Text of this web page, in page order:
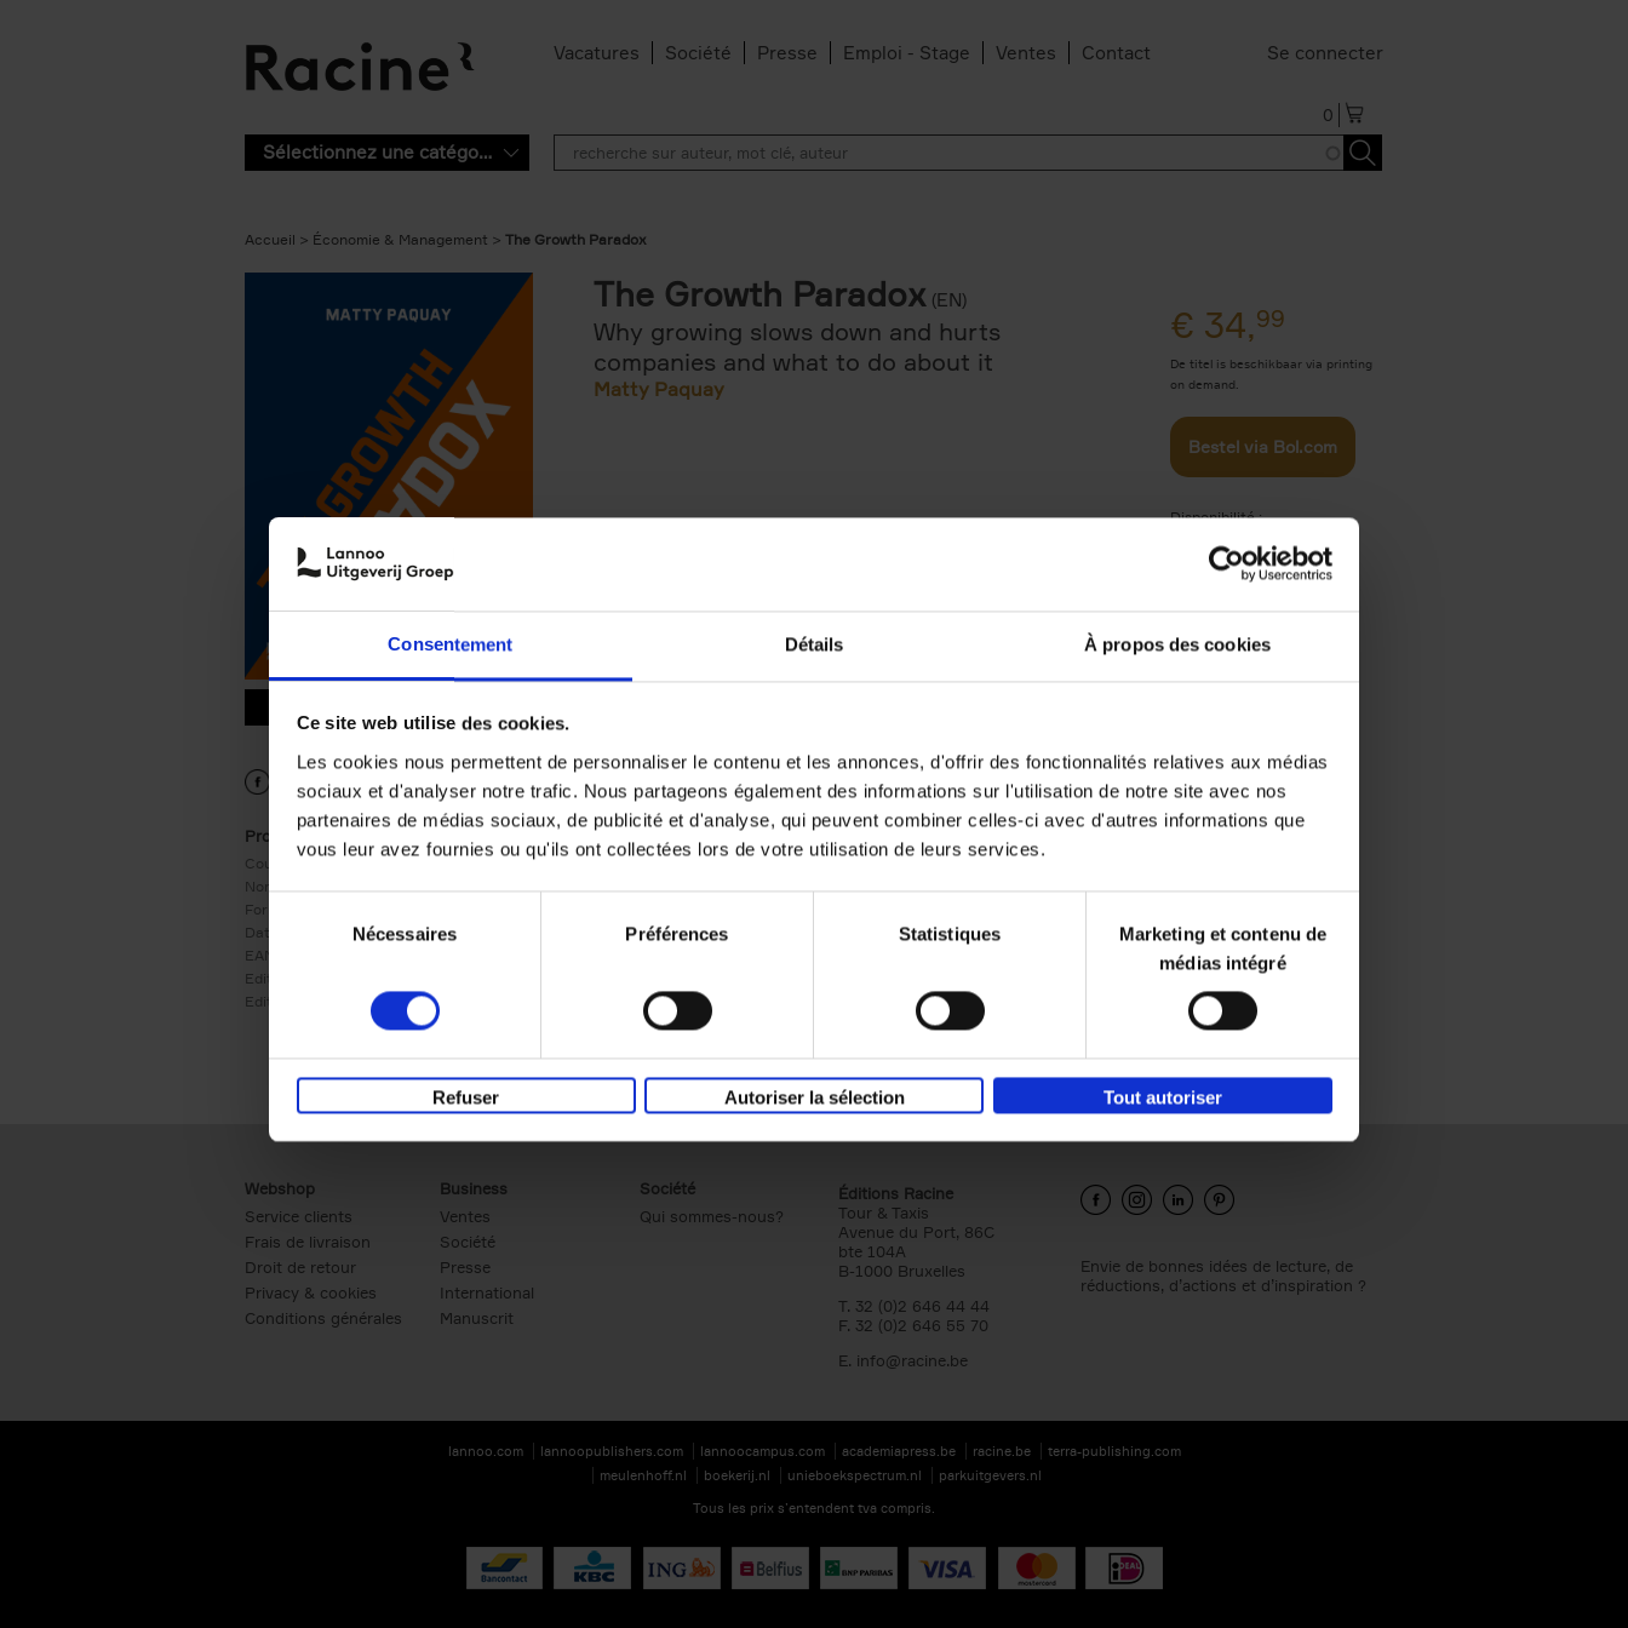
Consentement Détails À propos des cookies
Ce site web utilise des cookies.
Les cookies nous permettent de personnaliser le contenu et les annonces, d'offrir des fonctionnalités relatives aux médias
sociaux et d'analyser notre trafic. Nous partageons également des informations sur l'utilisation de notre site avec nos
partenaires de médias sociaux, de publicité et d'analyse, qui peuvent combiner celles-ci avec d'autres informations que
vous leur avez fournies ou qu'ils ont collectées lors de votre utilisation de leurs services.
du
Nécessaires Préférences Statistiques
Marketing et contenu de
médias intégré
Refuser Autoriser la sélection Tout autoriser
Vacatures Société Presse Emploi - Stage Ventes Contact Se connecter
0
Sélectionnez une catégorie
Accueil Économie & Management The Growth Paradox
9789401407212.PDF
Product details
Couverture:
Nombre de pages:
Format:
Date de parution: 30/04/2024
EAN:
Editeur:
Edition:
The Growth Paradox (EN)
Why growing slows down and hurts
companies and what to do about it
Matty Paquay
€ 34,99
De titel is beschikbaar via printing
on demand.
Bestel via Bol.com
Disponibilité :
Webshop
Service clients
Frais de livraison
Droit de retour
Privacy & cookies
Conditions générales
Business
Ventes
Société
Presse
International
Manuscrit
Société
Qui sommes-nous?
Éditions Racine
Tour & Taxis
Avenue du Port, 86C
bte 104A
B-1000 Bruxelles
T. 32 (0)2 646 44 44
F. 32 (0)2 646 55 70
E. info@racine.be
Envie de bonnes idées de lecture, de
réductions, d’actions et d’inspiration ?
lannoo.com lannoopublishers.com lannoocampus.com academiapress.be racine.be
terra-publishing.com
meulenhoff.nl
boekerij.nl unieboekspectrum.nl
parkuitgevers.nl
Tous les prix s’entendent tva compris.